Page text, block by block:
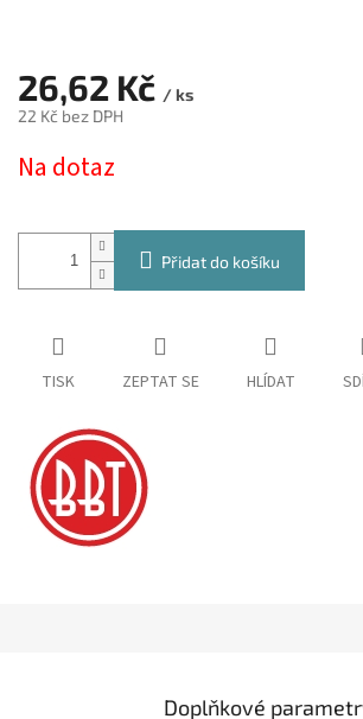
26,62 Kč / ks
22 Kč bez DPH
cena:
Na dotaz
Přidat do košíku
TISK ZEPTAT SE HLÍDAT
Doplňkové